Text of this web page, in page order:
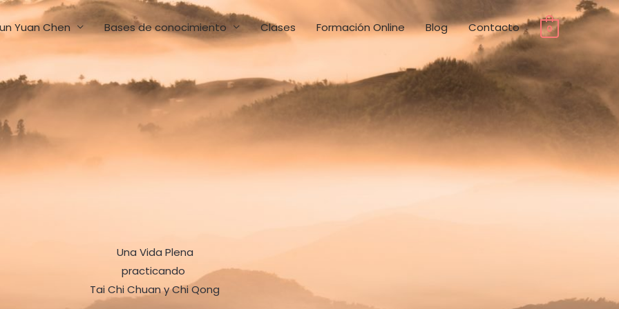
Yuan Chen Bases de conocimiento Clases Formación Online Blog Contacto 0
Una Vida Plena
practicando
Tai Chi Chuan y Chi Qong